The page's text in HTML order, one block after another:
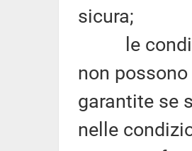
sicura;
le
non
garantite se
nelle